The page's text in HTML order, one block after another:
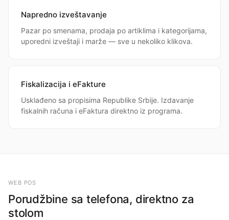
Napredno izveštavanje
Pazar po smenama, prodaja po artiklima i kategorijama,
uporedni izveštaji i marže — sve u nekoliko klikova.
Fiskalizacija i eFakture
Usklađeno sa propisima Republike Srbije. Izdavanje
fiskalnih računa i eFaktura direktno iz programa.
WEB POS
Porudžbine sa telefona, direktno za
stolom